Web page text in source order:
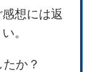
想には返
。
か？